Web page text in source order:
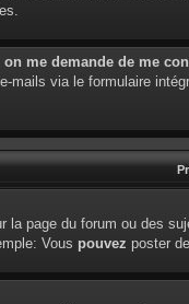
me demande de me
mails via le formulaire
la page du forum ou des
Vous pouvez poster